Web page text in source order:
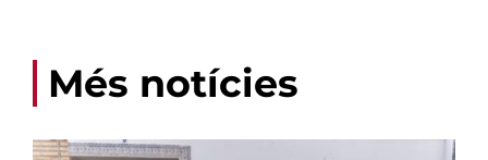
Més notícies